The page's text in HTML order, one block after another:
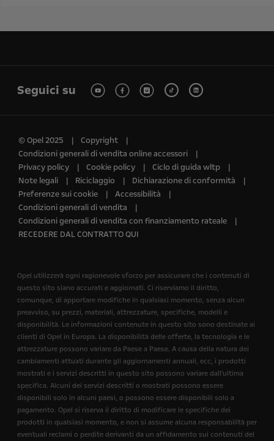
Seguici su
© Opel 2025
Copyright
Condizioni generali di vendita online accessori
Privacy policy
Cookie policy
Ciclo di guida wltp
Note legali
Riciclaggio
Dichiarazione di conformità
Preferenze sui cookie
Accessibilità
Condizioni generali di vendita
Condizioni generali di vendita con finanziamento rateale
RECEDERE DAL CONTRATTO QUI
Opel utilizzerà ogni ragionevole sforzo per assicurare che i contenuti di
questo sito siano accurati e aggiornati. Ci riserviamo il diritto,
comunque, di apportare modifiche in qualsiasi momento, senza alcun
preavviso, su prezzi, materiali, attrezzature, specifiche, modelli e
disponibilità. Le informazioni contenute in questo sito sono destinate ai
clienti di Opel in Europa. La disponibilità delle offerte, la tecnologia e le
attrezzature possono variare da Paese a Paese. A causa della natura dei
cambiamenti attuati durante gli aggiornamenti annuali, ecc, i prodotti
mostrati e i servizi descritti in questo sito possono variare dall'ultima
specifica. Alcuni dei servizi descritti o mostrati possono essere
disponibili solo in alcuni paesi, o possono essere disponibili solo a
pagamento. Opel si riserva il diritto di modificare le specifiche dei
prodotti in qualsiasi momento, e non si assume alcuna responsabilità per
eventuali reclami o perdite derivanti da un affidamento sui contenuti del